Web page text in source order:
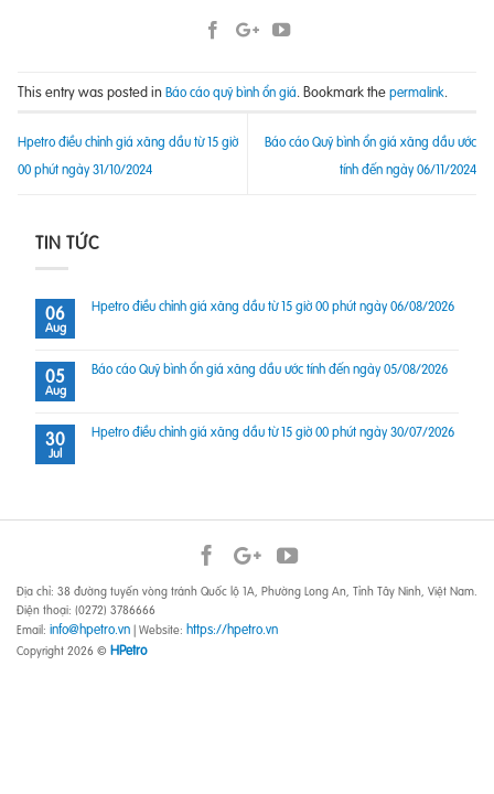
TIN TỨC
06
Aug
Hpetro điều chỉnh giá xăng dầu từ 15 giờ 00 phút ngày 06/08/2026
05
Aug
Báo cáo Quỹ bình ổn giá xăng dầu ước tính đến ngày 05/08/2026
30
Jul
Hpetro điều chỉnh giá xăng dầu từ 15 giờ 00 phút ngày 30/07/2026
This entry was posted inBáo cáo quỹ bình ổn giá. Bookmark thepermalink.
Hpetro điều chỉnh giá xăng dầu từ 15 giờ
00 phút ngày 31/10/2024
Báo cáo Quỹ bình ổn giá xăng dầu ước
tính đến ngày 06/11/2024
Địa chỉ: 38 đường tuyến vòng tránh Quốc lộ 1A, Phường Long An, Tỉnh Tây Ninh, Việt Nam.
Điện thoại: (0272) 3786666
Email: info@hpetro.vn | Website: https://hpetro.vn
Copyright 2026 © HPetro